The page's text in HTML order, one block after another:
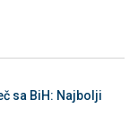
sa BiH: Najbolji